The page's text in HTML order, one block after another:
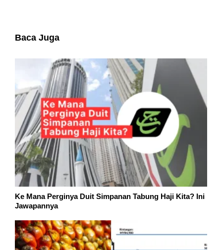
Baca Juga
Ke Mana Perginya Duit Simpanan Tabung Haji Kita? Ini
Jawapannya